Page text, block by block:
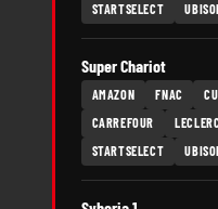
STARTSELECT
Super Chariot
AMAZON FNAC
CARREFOUR
STARTSELECT